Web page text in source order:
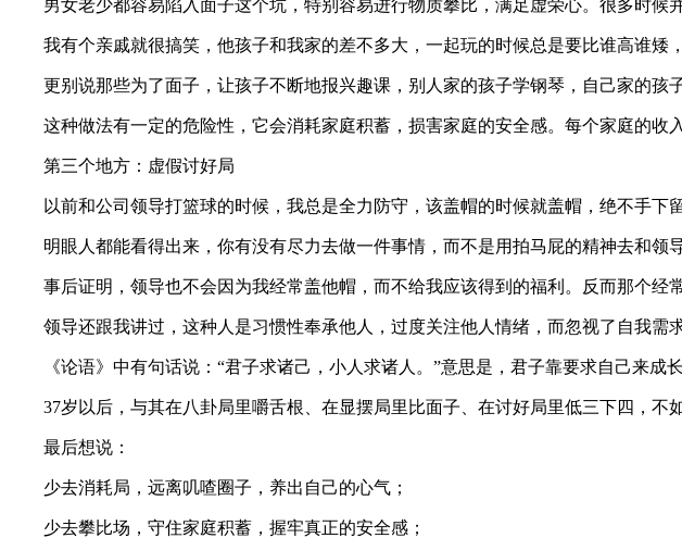
男女老少都容易陷入面子这个坑，特别容易进行物质攀比，满足虚荣心。很多时候
我有个亲戚就很搞笑，他孩子和我家的差不多大，一起玩的时候总是要比谁高谁矮
更别说那些为了面子，让孩子不断地报兴趣课，别人家的孩子学钢琴，自己家的孩
这种做法有一定的危险性，它会消耗家庭积蓄，损害家庭的安全感。每个家庭的
第三个地方：虚假讨好局
以前和公司领导打篮球的时候，我总是全力防守，该盖帽的时候就盖帽，绝不手下
明眼人都能看得出来，你有没有尽力去做一件事情，而不是用拍马屁的精神去和领
事后证明，领导也不会因为我经常盖他帽，而不给我应该得到的福利。反而那个经
领导还跟我讲过，这种人是习惯性奉承他人，过度关注他人情绪，而忽视了自我需
《论语》中有句话说：“君子求诸己，小人求诸人。”意思是，君子靠要求自己来成
37岁以后，与其在八卦局里嚼舌根、在显摆局里比面子、在讨好局里低三下四，不
最后想说：
少去消耗局，远离叽喳圈子，养出自己的心气；
少去攀比场，守住家庭积蓄，握牢真正的安全感；